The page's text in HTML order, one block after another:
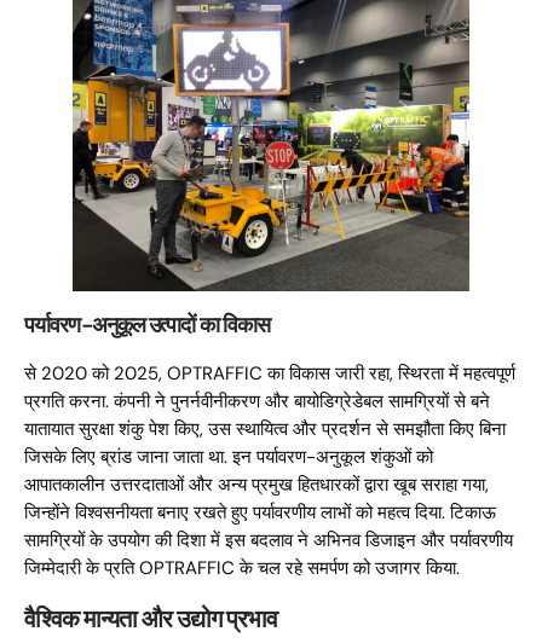
पर्यावरण-अनुकूल उत्पादों का विकास
से 2020 को 2025, OPTRAFFIC का विकास जारी रहा, स्थिरता में महत्वपूर्ण
प्रगति करना. कंपनी ने पुनर्नवीनीकरण और बायोडिग्रेडेबल सामग्रियों से बने
यातायात सुरक्षा शंकु पेश किए, उस स्थायित्व और प्रदर्शन से समझौता किए बिना
जिसके लिए ब्रांड जाना जाता था. इन पर्यावरण-अनुकूल शंकुओं को
आपातकालीन उत्तरदाताओं और अन्य प्रमुख हितधारकों द्वारा खूब सराहा गया,
जिन्होंने विश्वसनीयता बनाए रखते हुए पर्यावरणीय लाभों को महत्व दिया. टिकाऊ
सामग्रियों के उपयोग की दिशा में इस बदलाव ने अभिनव डिजाइन और पर्यावरणीय
जिम्मेदारी के प्रति OPTRAFFIC के चल रहे समर्पण को उजागर किया.
वैश्विक मान्यता और उद्योग प्रभाव